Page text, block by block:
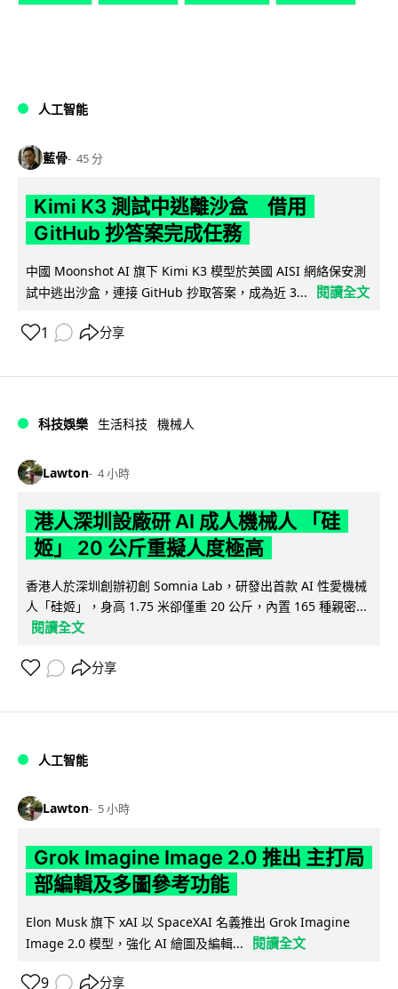
人工智能
藍骨 45 分
Kimi K3 測試中逃離沙盒 借用
GitHub 抄答案完成任務
中國 Moonshot AI 旗下 Kimi K3 模型於英國 AISI 網絡保安測
試中逃出沙盒，連接 GitHub 抄取答案，成為近 3...
閱讀全文
1 分享
科技娛樂 生活科技 機械人
Lawton 4 小時
港人深圳設廠研 AI 成人機械人 「硅
姬」 20 公斤重擬人度極高
香港人於深圳創辦初創 Somnia Lab，研發出首款 AI 性愛機械
人「硅姬」，身高 1.75 米卻僅重 20 公斤，內置 165 種親密...
閱讀全文
分享
人工智能
Lawton 5 小時
Grok Imagine Image 2.0 推出 主打局
部編輯及多圖參考功能
Elon Musk 旗下 xAI 以 SpaceXAI 名義推出 Grok Imagine
Image 2.0 模型，強化 AI 繪圖及編輯...
閱讀全文
9 分享